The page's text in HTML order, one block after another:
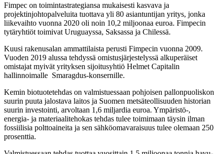
Fimpec on toimintastrategiansa mukaisesti kasvava ja
projektinjohtopalveluita tuottava yli 80 asiantuntijan yritys, jonka
liikevaihto vuonna 2020 oli noin 10,2 miljoonaa euroa. Fimpecin
tytäryhtiöt toimivat Uruguayssa, Saksassa ja Chilessä.
Kuusi rakenusalan ammattilaista perusti Fimpecin vuonna 2009.
Vuoden 2019 alussa tehdyssä omistusjärjestelyssä alkuperäiset
omistajat myivät yrityksen sijoitusyhtiö Helmet Capitalin
hallinnoimalle Smaragdus-konsernille.
Kemin biotuotetehdas on valmistuessaan pohjoisen pallonpuoliskon
suurin puuta jalostava laitos ja Suomen metsäteollisuuden historian
suurin investointi, arvoltaan 1,6 miljardia euroa. Ympäristö-,
energia- ja materiaalitehokas tehdas tulee toimimaan täysin ilman
fossiilisia polttoaineita ja sen sähköomavaraisuus tulee olemaan 250
prosenttia.